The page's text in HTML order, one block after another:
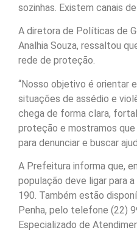
sozinhas. Existem canais
A diretora de Políticas de
Analhia Souza, ressaltou
rede de proteção.
“Nosso objetivo é orientar
situações de assédio e
chega de forma clara,
proteção e mostramos
para denunciar e buscar
A Prefeitura informa que,
população deve ligar para
190. Também estão
Penha, pelo telefone (22)
Especializado de